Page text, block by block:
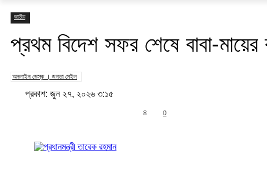
জাতীয়
প্রথম বিদেশ সফর শেষে বাবা-
অনলাইন ডেস্ক । জনতা মেইল
প্রকাশ: জুন ২৭, ২০২৬ ৩:১৫
0
8